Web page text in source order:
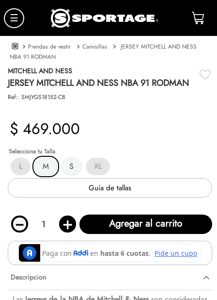
☰
Prendas de vestir Camisillas
JERSEY MITCHELL AND NESS
NBA 91 RODMAN
MITCHELL AND NESS
JERSEY MITCHELL AND NESS NBA 91 RODMAN
Ref:: SMJYGS18152-CB
$ 469.000
Talla
L M S XL
Guía de tallas
＋
－ Agregar al carrito
Descripcion